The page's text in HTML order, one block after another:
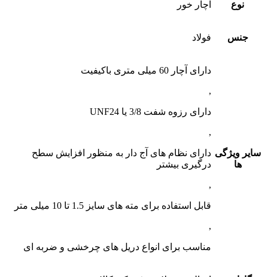
نوع آچار خور
جنس فولاد
سایر ویژگی
ها
دارای آچار 60 میلی متری باکیفیت
,
دارای رزوه شفت 3/8 یا UNF24
,
دارای نظام های آج دار به منظور افزایش سطح
درگیری بیشتر
,
قابل استفاده برای مته های سایز 1.5 تا 10 میلی متر
,
مناسب برای انواع دریل های چرخشی و ضربه ای